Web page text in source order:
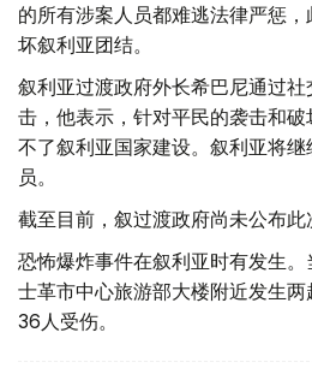
的所有涉案人员都难逃法律严惩
坏叙利亚团结。
叙利亚过渡政府外长希巴尼通过
击，他表示，针对平民的袭击和
不了叙利亚国家建设。叙利亚将
员。
截至目前，叙过渡政府尚未公布此
恐怖爆炸事件在叙利亚时有发生
士革市中心旅游部大楼附近发生两
36人受伤。